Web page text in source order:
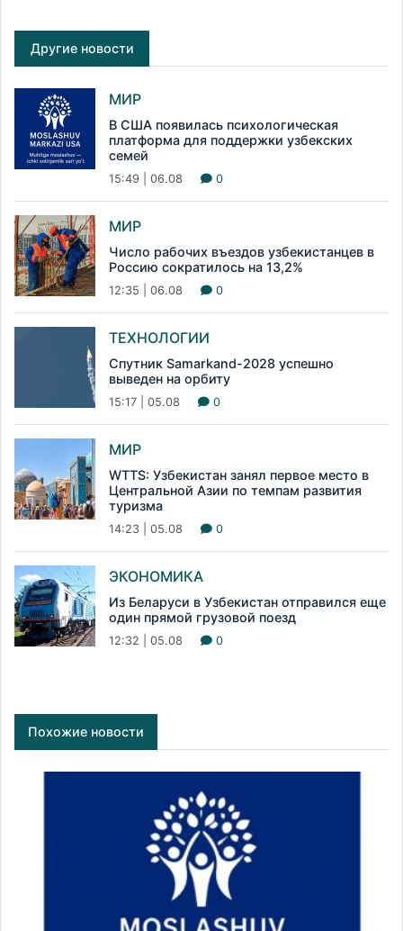
Другие новости
МИР
В США появилась психологическая
платформа для поддержки узбекских
семей
15:49 | 06.08 0
МИР
Число рабочих въездов узбекистанцев в
Россию сократилось на 13,2%
12:35 | 06.08 0
ТЕХНОЛОГИИ
Спутник Samarkand-2028 успешно
выведен на орбиту
15:17 | 05.08 0
МИР
WTTS: Узбекистан занял первое место в
Центральной Азии по темпам развития
туризма
14:23 | 05.08 0
ЭКОНОМИКА
Из Беларуси в Узбекистан отправился еще
один прямой грузовой поезд
12:32 | 05.08 0
Похожие новости